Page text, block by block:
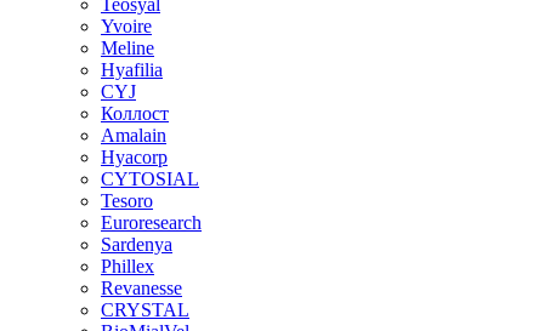
Teosyal
Yvoire
Meline
Hyafilia
CYJ
Коллост
Amalain
Hyacorp
CYTOSIAL
Tesoro
Euroresearch
Sardenya
Phillex
Revanesse
CRYSTAL